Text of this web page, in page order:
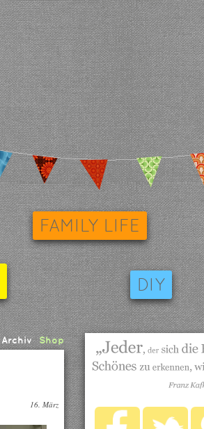
DIY
FAMILY LIFE
Archiv Shop
16. März